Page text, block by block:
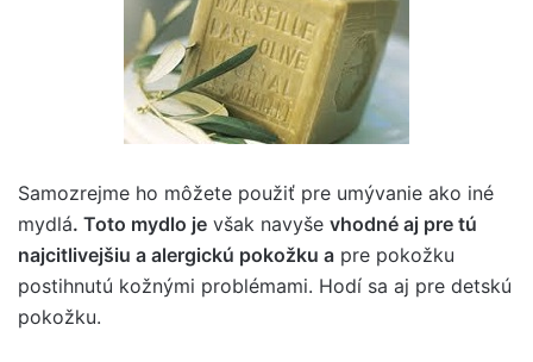
Samozrejme ho môžete použiť pre umývanie ako iné
mydlá. Toto mydlo je však navyše vhodné aj pre tú
najcitlivejšiu a alergickú pokožku a pre pokožku
postihnutú kožnými problémami. Hodí sa aj pre detskú
pokožku.